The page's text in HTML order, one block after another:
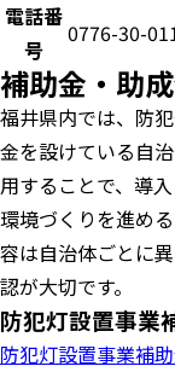
電話番
号
0776-30-
補助金・助
福井県内では、防
金を設けている自
用することで、導
環境づくりを進め
容は自治体ごとに
認が大切です。
防犯灯設置事業
防犯灯設置事業補助